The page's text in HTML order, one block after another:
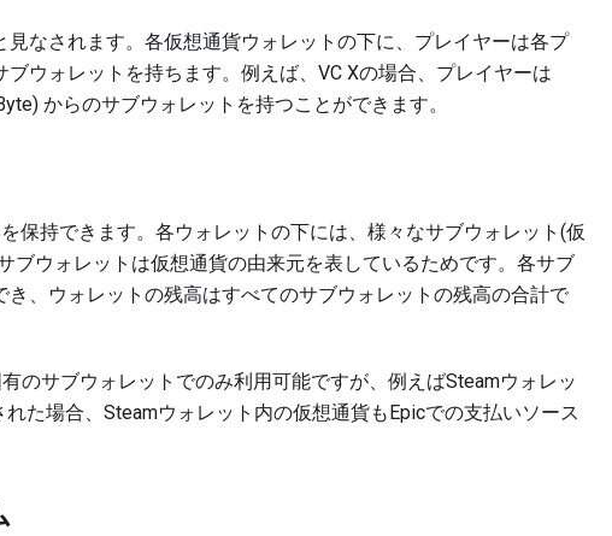
なされます。各仮想通貨ウォレットの下に、プレイヤーは各プ
ウォレットを持ちます。例えば、VC Xの場合、プレイヤーは
からのサブウォレットを持つことができます。
保持できます。各ウォレットの下には、様々なサブウォレット(仮
ブウォレットは仮想通貨の由来元を表しているためです。各サブ
、ウォレットの残高はすべてのサブウォレットの残高の合計で
のサブウォレットでのみ利用可能ですが、例えばSteamウォレッ
た場合、Steamウォレット内の仮想通貨もEpicでの支払いソース